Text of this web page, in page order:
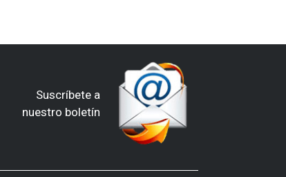
Suscríbete a
nuestro boletín